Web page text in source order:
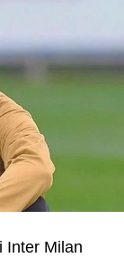
Inter Milan